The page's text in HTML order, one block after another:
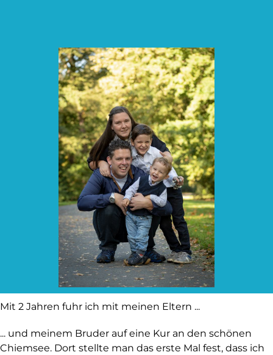
Mit 2 Jahren fuhr ich mit meinen Eltern ...
... und meinem Bruder auf eine Kur an den schönen
Chiemsee. Dort stellte man das erste Mal fest, dass ich